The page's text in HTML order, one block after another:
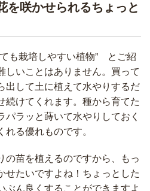
を咲かせられるちょっと
も栽培しやすい植物” とご紹
しいことはありません。買って
出して土に植えて水やりするだ
続けてくれます。種から育てた
ラッと蒔いて水やりしておく
る優れものです。
の苗を植えるのですから、もっ
せたいですよね！ちょっとした
ぶん良くすることができますよ